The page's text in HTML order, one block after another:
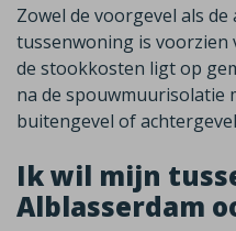
Zowel de voorgevel als
tussenwoning is voorzien
de stookkosten ligt op
na de spouwmuurisolatie
buitengevel of
Ik wil mijn
Alblasserdam